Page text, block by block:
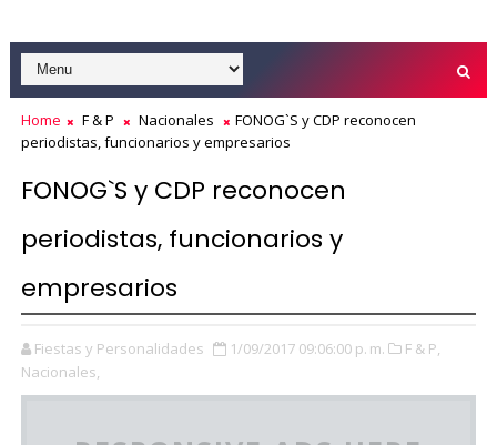
Home F & P Nacionales
FONOG`S y CDP reconocen
periodistas, funcionarios y empresarios
FONOG`S y CDP reconocen
periodistas, funcionarios y
empresarios
Fiestas y Personalidades 1/09/2017 09:06:00 p. m.
F & P,
Nacionales,